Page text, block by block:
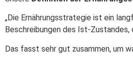
„Die Ernährungsstrategie ist ein
Beschreibungen des Ist-Zustandes,
Das fasst sehr gut zusammen, um